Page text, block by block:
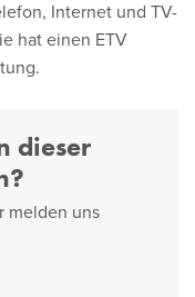
Internet und TV-
hat einen ETV
dieser
melden uns